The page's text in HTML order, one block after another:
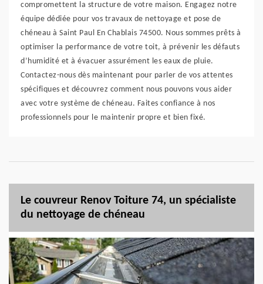
compromettent la structure de votre maison. Engagez notre
équipe dédiée pour vos travaux de nettoyage et pose de
chéneau à Saint Paul En Chablais 74500. Nous sommes prêts à
optimiser la performance de votre toit, à prévenir les défauts
d’humidité et à évacuer assurément les eaux de pluie.
Contactez-nous dès maintenant pour parler de vos attentes
spécifiques et découvrez comment nous pouvons vous aider
avec votre système de chéneau. Faites confiance à nos
professionnels pour le maintenir propre et bien fixé.
Le couvreur Renov Toiture 74, un spécialiste
du nettoyage de chéneau